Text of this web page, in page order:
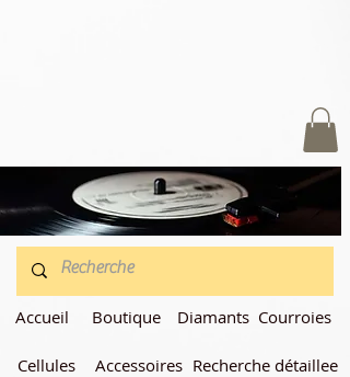
Accueil
Cellules
Boutique
Accessoires
Diamants Courroies
Recherche détaillee